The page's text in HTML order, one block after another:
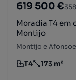
619 500 €
Moradia T4 em
Montijo
Montijo e
Tipologia
T4
Preço por metro
173 m²